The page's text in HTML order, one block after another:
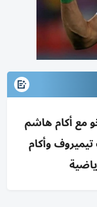
مع أكام هاشم
وأكام